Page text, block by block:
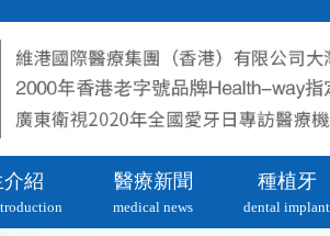
紹 醫療新聞
medical news
種植牙
dental implant